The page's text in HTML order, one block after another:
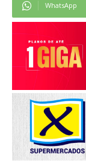
WhatsApp